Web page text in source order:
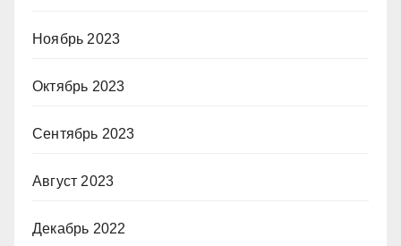
Ноябрь 2023
Октябрь 2023
Сентябрь 2023
Август 2023
Декабрь 2022